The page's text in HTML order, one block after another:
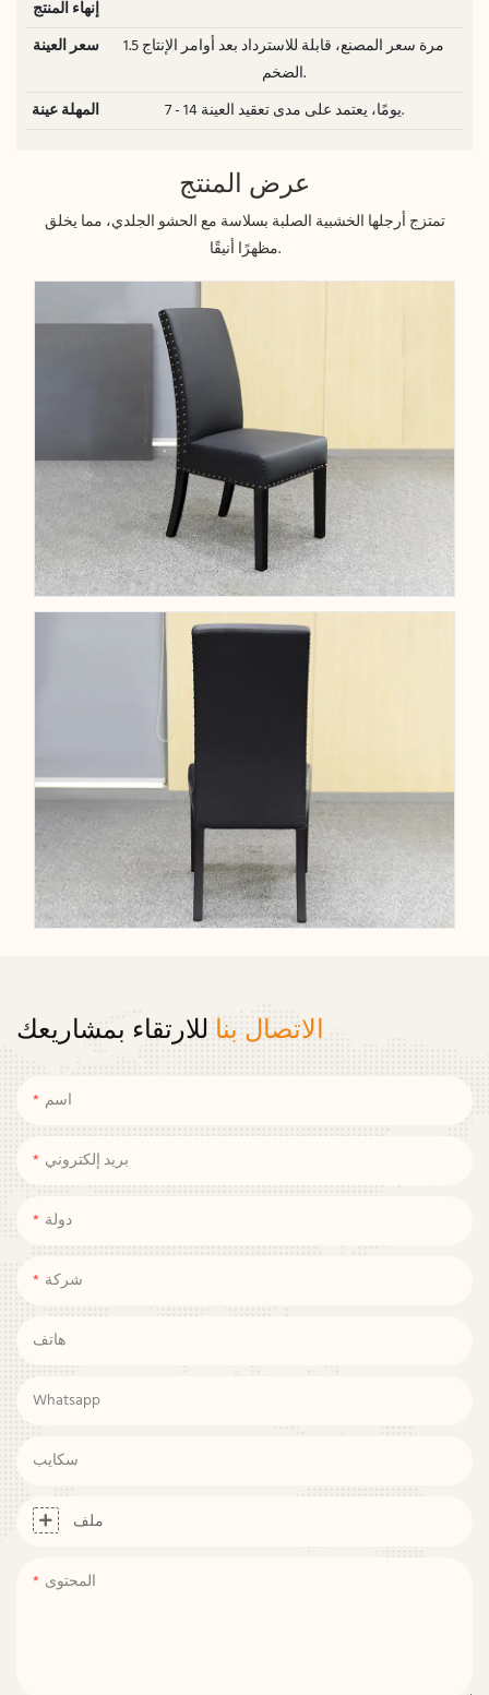
إنهاء المنتج
سعر العينة
1.5 مرة سعر المصنع، قابلة للاسترداد بعد أوامر الإنتاج
الضخم.
المهلة عينة
7 - 14 يومًا، يعتمد على مدى تعقيد العينة.
عرض المنتج
تمتزج أرجلها الخشبية الصلبة بسلاسة مع الحشو الجلدي، مما يخلق
مظهرًا أنيقًا.
الاتصال بنا للارتقاء بمشاريعك
اسم
بريد إلكتروني
دولة
شركة
هاتف
Whatsapp
سكايب
ملف
المحتوى